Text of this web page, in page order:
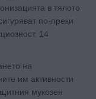
в тялото
по-преки
14
на
им активности
мукозен